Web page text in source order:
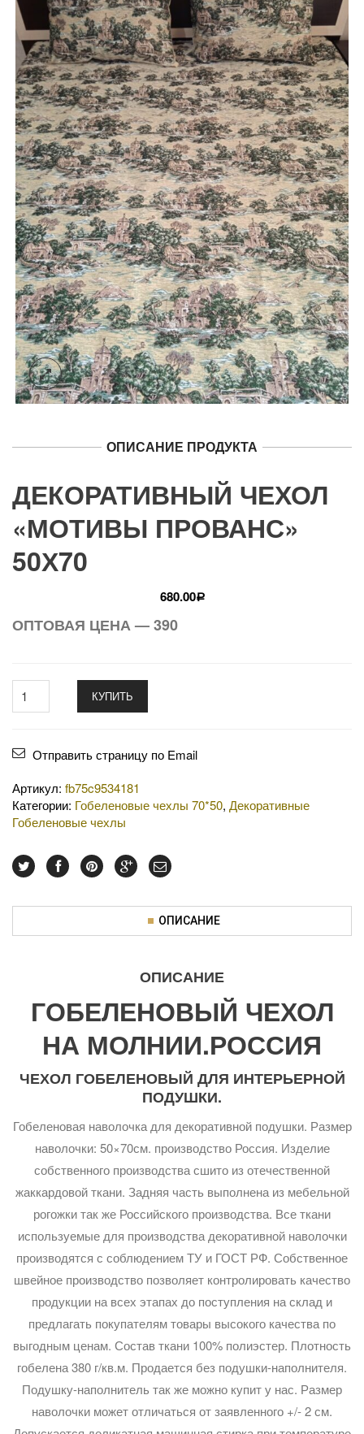
ОПИСАНИЕ ПРОДУКТА
ДЕКОРАТИВНЫЙ ЧЕХОЛ
«МОТИВЫ ПРОВАНС»
50Х70
680.00Р
ОПТОВАЯ ЦЕНА — 390
КУПИТЬ
Отправить страницу по Email
Артикул: fb75c9534181
Категории: Гобеленовые чехлы 70*50, Декоративные
Гобеленовые чехлы
ОПИСАНИЕ
ОПИСАНИЕ
ГОБЕЛЕНОВЫЙ ЧЕХОЛ
НА МОЛНИИ.РОССИЯ
ЧЕХОЛ ГОБЕЛЕНОВЫЙ ДЛЯ ИНТЕРЬЕРНОЙ
ПОДУШКИ.
Гобеленовая наволочка для декоративной подушки. Размер
наволочки: 50×70см. производство Россия. Изделие
собственного производства сшито из отечественной
жаккардовой ткани. Задняя часть выполнена из мебельной
рогожки так же Российского производства. Все ткани
используемые для производства декоративной наволочки
производятся с соблюдением ТУ и ГОСТ РФ. Собственное
швейное производство позволяет контролировать качество
продукции на всех этапах до поступления на склад и
предлагать покупателям товары высокого качества по
выгодным ценам. Состав ткани 100% полиэстер. Плотность
гобелена 380 г/кв.м. Продается без подушки-наполнителя.
Подушку-наполнитель так же можно купит у нас. Размер
наволочки может отличаться от заявленного +/- 2 см.